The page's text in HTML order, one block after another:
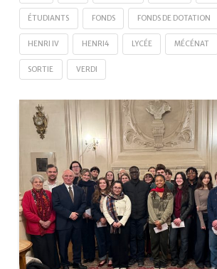
ÉTUDIANTS FONDS FONDS DE DOTATION
HENRI IV HENRI4 LYCÉE MÉCÉNAT
SORTIE VERDI